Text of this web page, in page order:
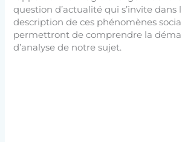
question d’actualité qui s’invite dans
description de ces phénomènes
permettront de comprendre la
d’analyse de notre sujet.